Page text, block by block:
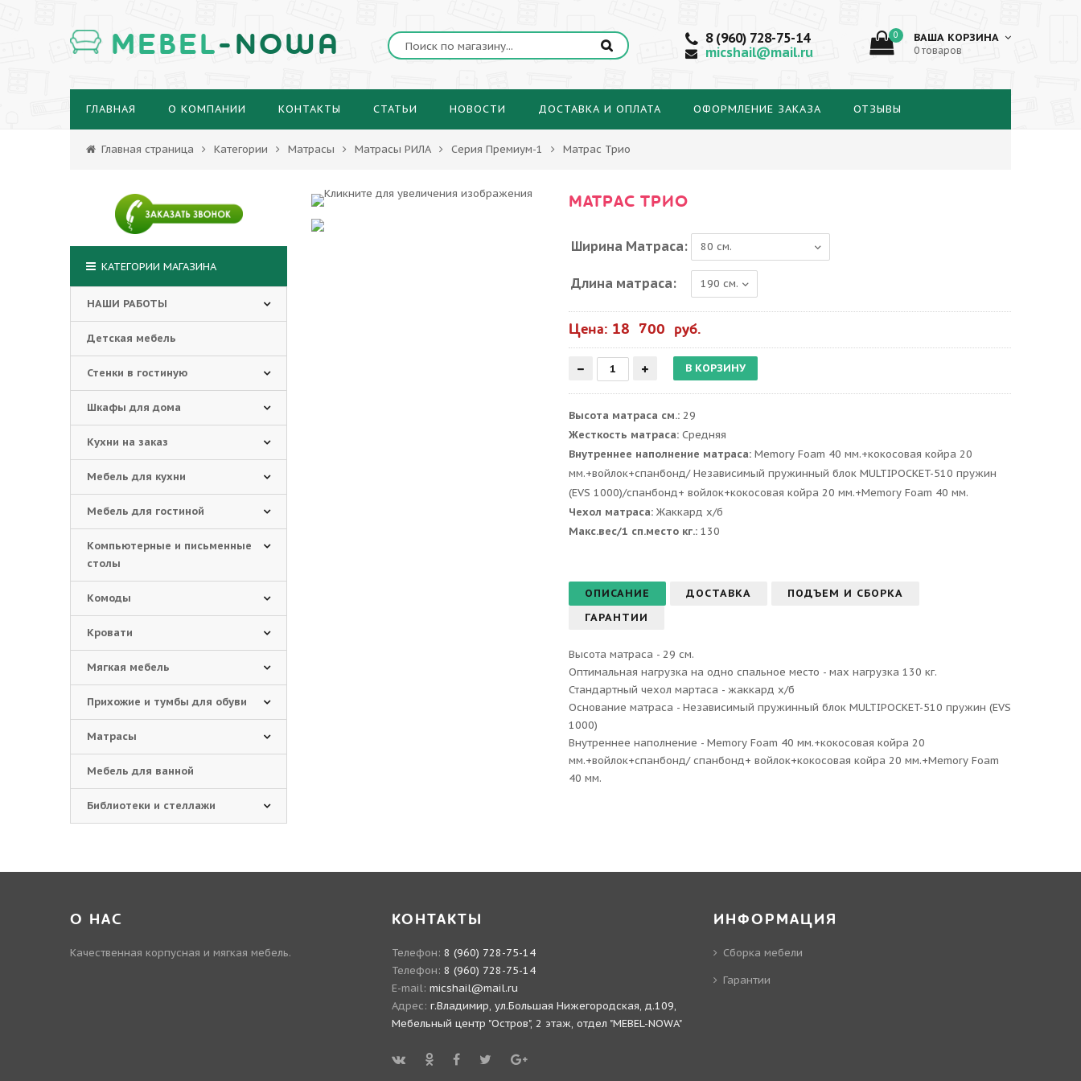
MEBEL-NOWA
8 (960) 728-75-14
micshail@mail.ru
0 ВАША КОРЗИНА
0 товаров
ГЛАВНАЯ О КОМПАНИИ КОНТАКТЫ СТАТЬИ НОВОСТИ ДОСТАВКА И ОПЛАТА ОФОРМЛЕНИЕ ЗАКАЗА ОТЗЫВЫ
Главная страница Категории Матрасы Матрасы РИЛА Серия Премиум-1 Матрас Трио
МАТРАС ТРИО
Ширина Матраса:
Длина матраса:
Цена: 18 700 руб.
Высота матраса см.: 29
Жесткость матраса: Средняя
Внутреннее наполнение матраса: Memory Foam 40 мм.+кокосовая койра 20
мм.+войлок+спанбонд/ Независимый пружинный блок MULTIPOCKET-510 пружин
(EVS 1000)/спанбонд+ войлок+кокосовая койра 20 мм.+Memory Foam 40 мм.
Чехол матраса: Жаккард х/б
Макс.вес/1 сп.место кг.: 130
ОПИСАНИЕ ДОСТАВКА
ПОДЪЕМ И СБОРКА
ГАРАНТИИ
Высота матраса - 29 см.
Оптимальная нагрузка на одно спальное место - мах нагрузка 130 кг.
Стандартный чехол мартаса - жаккард х/б
Основание матраса - Независимый пружинный блок MULTIPOCKET-510 пружин (EVS
1000)
Внутреннее наполнение - Memory Foam 40 мм.+кокосовая койра 20
мм.+войлок+спанбонд/ спанбонд+ войлок+кокосовая койра 20 мм.+Memory Foam
40 мм.
КАТЕГОРИИ МАГАЗИНА
НАШИ РАБОТЫ
Детская мебель
Стенки в гостиную
Шкафы для дома
Кухни на заказ
Мебель для кухни
Мебель для гостиной
Компьютерные и письменные
столы
Комоды
Кровати
Мягкая мебель
Прихожие и тумбы для обуви
Матрасы
Мебель для ванной
Библиотеки и стеллажи
О НАС
Качественная корпусная и мягкая мебель.
КОНТАКТЫ
Телефон: 8 (960) 728-75-14
Телефон: 8 (960) 728-75-14
E-mail: micshail@mail.ru
Адрес: г.Владимир, ул.Большая Нижегородская, д.109,
Мебельный центр "Остров", 2 этаж, отдел "MEBEL-NOWA"
ИНФОРМАЦИЯ
Сборка мебели
Гарантии